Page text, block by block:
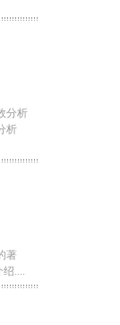
分析
析
著
....